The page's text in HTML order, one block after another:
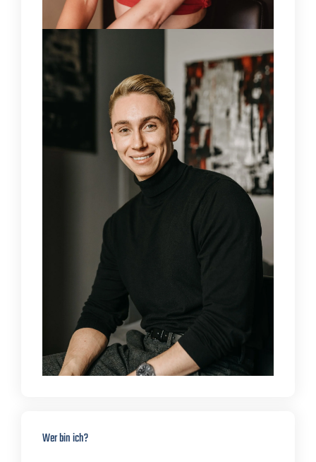
Wer bin ich?